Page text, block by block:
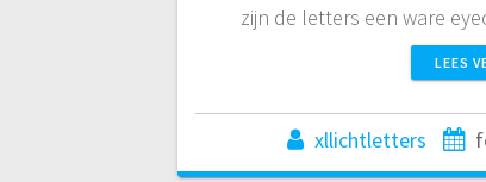
zijn de letters een ware
LEES
xllichtletters